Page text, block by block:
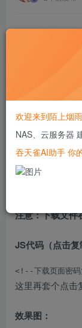
本站之前分享
两款精美的独
效果图：
下载文件覆盖掉
content/
注意：下载文件
JS代码（点击复
<!--下载页面
这里再套个点击
效果图：
欢迎来到陌上烟
NAS、云服务器
吞天雀AI助手 你